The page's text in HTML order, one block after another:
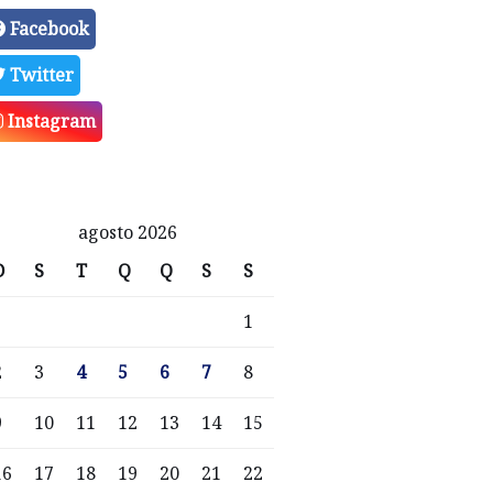
Facebook
Twitter
Instagram
agosto 2026
S T Q Q S S
1
3 4 5 6 7 8
10 11 12 13 14 15
17 18 19 20 21 22